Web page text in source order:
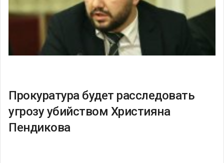
Прокуратура будет расследовать
угрозу убийством Християна
Пендикова